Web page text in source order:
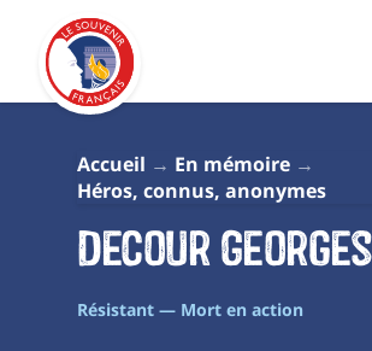
Accueil
En mémoire
Héros, connus, anonymes
Decour Georges
Résistant — Mort en action